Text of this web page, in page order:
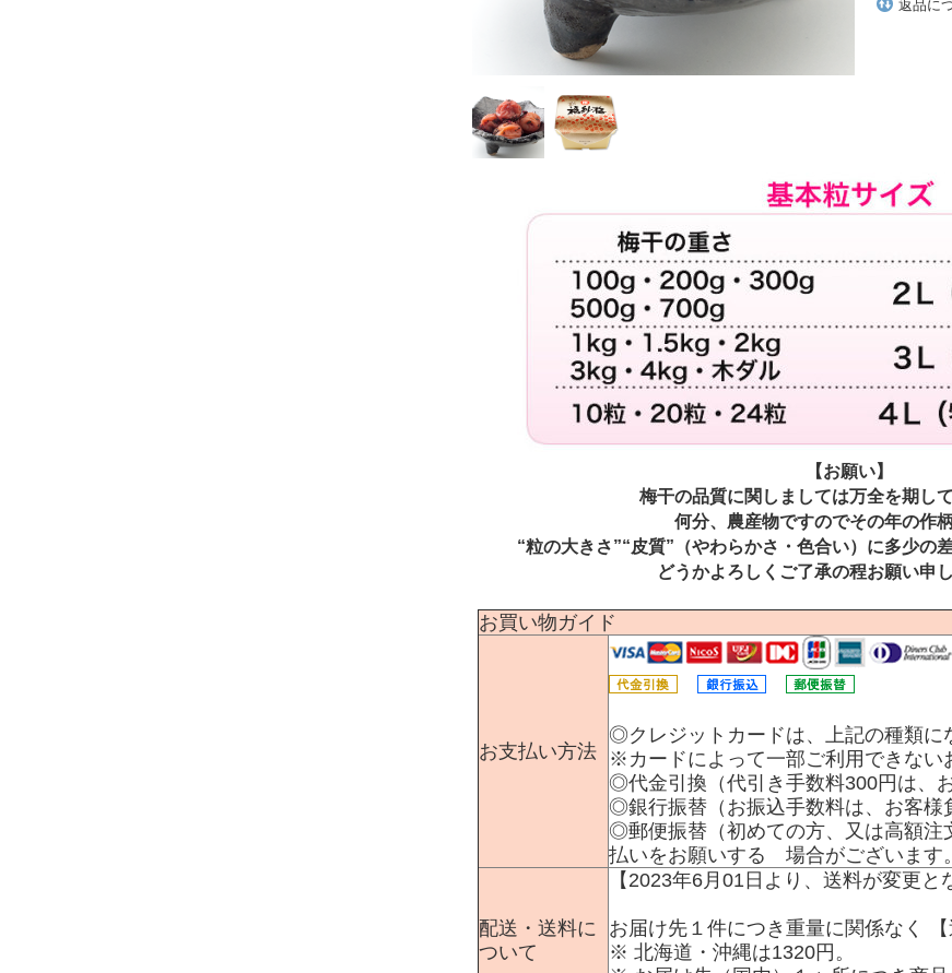
返品に
【お願い】
梅干の品質に関しましては万全を期し
何分、農産物ですのでその年の作柄
“粒の大きさ”“皮質”（やわらかさ・色合い）に多少の
どうかよろしくご了承の程お願い申
お買い物ガイド
お支払い方法
◎クレジットカードは、上記の種類に
※カードによって一部ご利用できない
◎代金引換（代引き手数料300円は、
◎銀行振替（お振込手数料は、お客様
◎郵便振替（初めての方、又は高額注
払いをお願いする 場合がございます
配送・送料に
ついて
【2023年6月01日より、送料が変更と
お届け先１件につき重量に関係なく
※ 北海道・沖縄は1320円 。